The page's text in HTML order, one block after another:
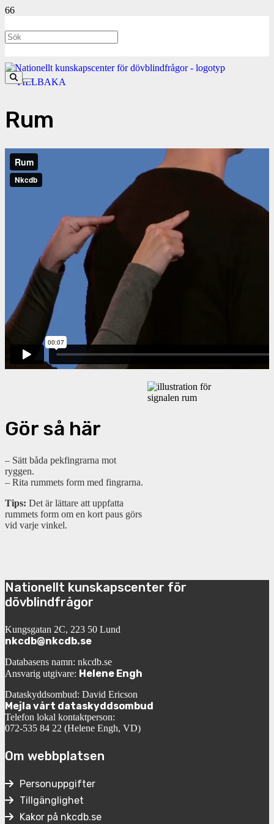
<- TILLBAKA
Rum
Gör så här
– Sätt båda pekfingrarna mot
ryggen.
– Rita rummets form med fingrarna.
Tips: Det är lättare att uppfatta
rummets form om en kort paus görs
vid varje vinkel.
Nationellt kunskapscenter för
dövblindfrågor
Kungsgatan 2C, 223 50 Lund
nkcdb@nkcdb.se
Databasens namn: nkcdb.se
Ansvarig utgivare: Helene Engh
Dataskyddsombud: David Ericson
Mejla vårt dataskyddsombud
Telefon lokal kontaktperson:
072-535 84 22 (Helene Engh, VD)
Om webbplatsen
Personuppgifter
Tillgänglighet
Kakor på nkcdb.se